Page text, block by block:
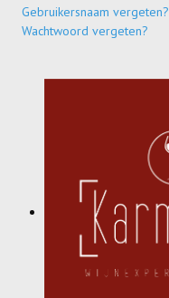
Gebruikersnaam vergeten?
Wachtwoord vergeten?